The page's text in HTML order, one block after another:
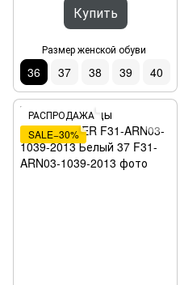
Купить
Размер женской обуви
36 37 38 39 40
РАСПРОДАЖА
SALE−30%